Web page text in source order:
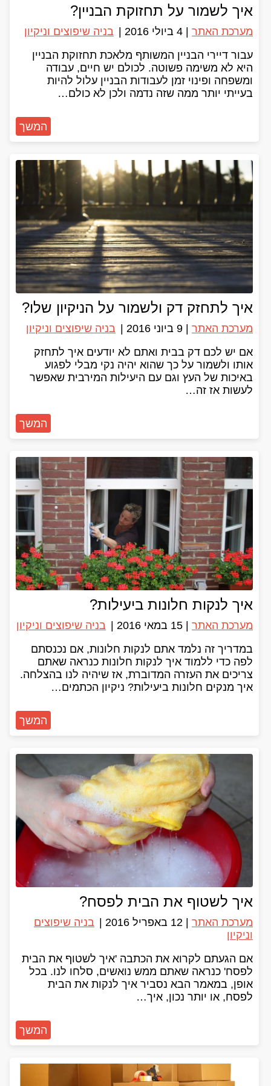
איך לשמור על תחזוקת הבניין?
מערכת האתר 4 ביולי 2016
בניה שיפוצים וניקיון
עבור דיירי הבניין המשותף מלאכת תחזוקת הבניין
היא לא משימה פשוטה. לכולם יש חיים, עבודה
ומשפחה ופינוי זמן לעבודות הבניין עלול להיות
בעייתי יותר ממה שזה נדמה ולכן לא כולם…
המשך
איך לתחזק דק ולשמור על הניקיון שלו?
מערכת האתר 9 ביוני 2016
בניה שיפוצים וניקיון
אם יש לכם דק בבית ואתם לא יודעים איך לתחזק
אותו ולשמור על כך שהוא יהיה נקי מבלי לפגוע
באיכות של העץ וגם עם היעילות המירבית שאפשר
לעשות אז זה…
המשך
איך לנקות חלונות ביעילות?
מערכת האתר 15 במאי 2016
בניה שיפוצים וניקיון
במדריך זה נלמד אתם לנקות חלונות, אם נכנסתם
לפה כדי ללמוד איך לנקות חלונות כנראה שאתם
צריכים את העזרה המדוברת, אז שיהיה לנו בהצלחה.
איך מנקים חלונות ביעילות? ניקיון הכתמים…
המשך
איך לשטוף את הבית לפסח?
מערכת האתר 12 באפריל 2016
בניה שיפוצים
וניקיון
אם הגעתם לקרוא את הכתבה 'איך לשטוף את הבית
לפסח' כנראה שאתם ממש נואשים, סלחו לנו. בכל
אופן, במאמר הבא נסביר איך לנקות את הבית
לפסח, או יותר נכון, איך…
המשך